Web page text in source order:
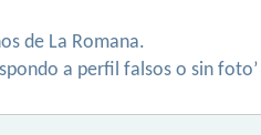
de La Romana.
a perfil falsos o sin foto’